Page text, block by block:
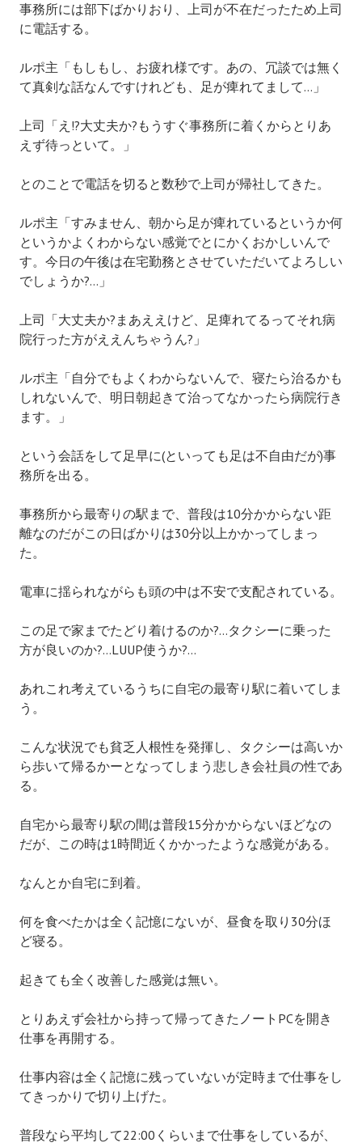
事務所には部下ばかりおり、上司が不在だったため上司
に電話する。
ルポ主「もしもし、お疲れ様です。あの、冗談では無く
て真剣な話なんですけれども、足が痺れてまして…」
上司「え!?大丈夫か?もうすぐ事務所に着くからとりあ
えず待っといて。」
とのことで電話を切ると数秒で上司が帰社してきた。
ルポ主「すみません、朝から足が痺れているというか何
というかよくわからない感覚でとにかくおかしいんで
す。今日の午後は在宅勤務とさせていただいてよろしい
でしょうか?…」
上司「大丈夫か?まあええけど、足痺れてるってそれ病
院行った方がええんちゃうん?」
ルポ主「自分でもよくわからないんで、寝たら治るかも
しれないんで、明日朝起きて治ってなかったら病院行き
ます。」
という会話をして足早に(といっても足は不自由だが)事
務所を出る。
事務所から最寄りの駅まで、普段は10分かからない距
離なのだがこの日ばかりは30分以上かかってしまっ
た。
電車に揺られながらも頭の中は不安で支配されている。
この足で家までたどり着けるのか?…タクシーに乗った
方が良いのか?…LUUP使うか?…
あれこれ考えているうちに自宅の最寄り駅に着いてしま
う。
こんな状況でも貧乏人根性を発揮し、タクシーは高いか
ら歩いて帰るかーとなってしまう悲しき会社員の性であ
る。
自宅から最寄り駅の間は普段15分かからないほどなの
だが、この時は1時間近くかかったような感覚がある。
なんとか自宅に到着。
何を食べたかは全く記憶にないが、昼食を取り30分ほ
ど寝る。
起きても全く改善した感覚は無い。
とりあえず会社から持って帰ってきたノートPCを開き
仕事を再開する。
仕事内容は全く記憶に残っていないが定時まで仕事をし
てきっかりで切り上げた。
普段なら平均して22:00くらいまで仕事をしているが、